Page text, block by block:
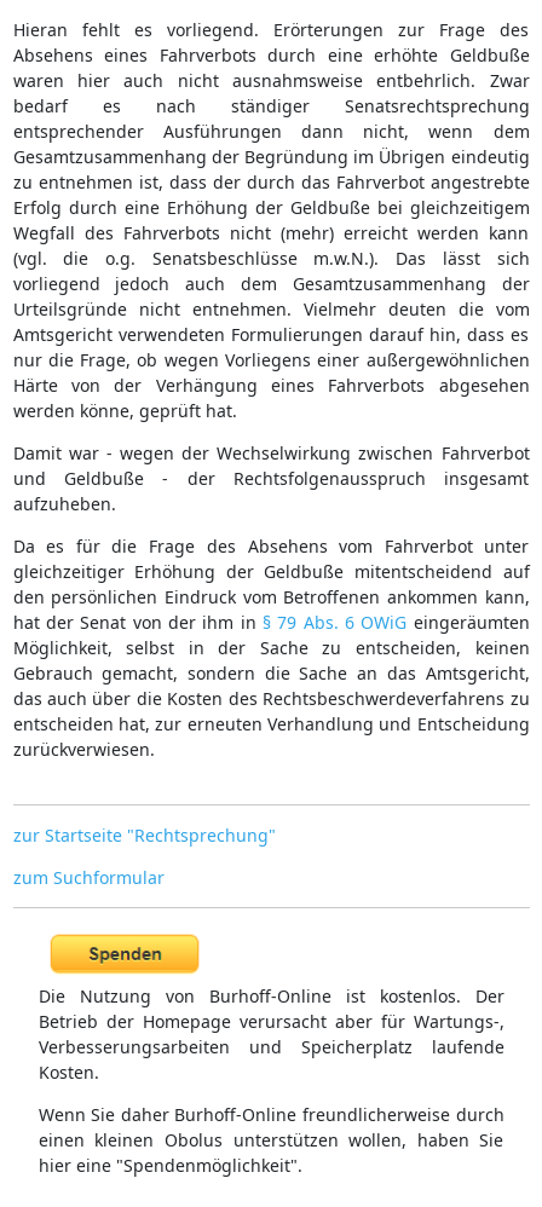
Hieran fehlt es vorliegend. Erörterungen zur Frage des
Absehens eines Fahrverbots durch eine erhöhte Geldbuße
waren hier auch nicht ausnahmsweise entbehrlich. Zwar
bedarf es nach ständiger Senatsrechtsprechung
entsprechender Ausführungen dann nicht, wenn dem
Gesamtzusammenhang der Begründung im Übrigen eindeutig
zu entnehmen ist, dass der durch das Fahrverbot angestrebte
Erfolg durch eine Erhöhung der Geldbuße bei gleichzeitigem
Wegfall des Fahrverbots nicht (mehr) erreicht werden kann
(vgl. die o.g. Senatsbeschlüsse m.w.N.). Das lässt sich
vorliegend jedoch auch dem Gesamtzusammenhang der
Urteilsgründe nicht entnehmen. Vielmehr deuten die vom
Amtsgericht verwendeten Formulierungen darauf hin, dass es
nur die Frage, ob wegen Vorliegens einer außergewöhnlichen
Härte von der Verhängung eines Fahrverbots abgesehen
werden könne, geprüft hat.
Damit war - wegen der Wechselwirkung zwischen Fahrverbot
und Geldbuße - der Rechtsfolgenausspruch insgesamt
aufzuheben.
Da es für die Frage des Absehens vom Fahrverbot unter
gleichzeitiger Erhöhung der Geldbuße mitentscheidend auf
den persönlichen Eindruck vom Betroffenen ankommen kann,
hat der Senat von der ihm in § 79 Abs. 6 OWiG eingeräumten
Möglichkeit, selbst in der Sache zu entscheiden, keinen
Gebrauch gemacht, sondern die Sache an das Amtsgericht,
das auch über die Kosten des Rechtsbeschwerdeverfahrens zu
entscheiden hat, zur erneuten Verhandlung und Entscheidung
zurückverwiesen.
zur Startseite "Rechtsprechung"
zum Suchformular
Die Nutzung von Burhoff-Online ist kostenlos. Der
Betrieb der Homepage verursacht aber für Wartungs-,
Verbesserungsarbeiten und Speicherplatz laufende
Kosten.
Wenn Sie daher Burhoff-Online freundlicherweise durch
einen kleinen Obolus unterstützen wollen, haben Sie
hier eine "Spendenmöglichkeit".